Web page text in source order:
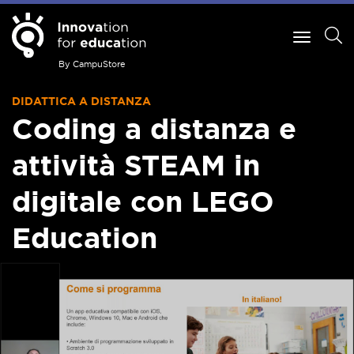
By CampuStore
DIDATTICA A DISTANZA
Coding a distanza e
attività STEAM in
digitale con LEGO
Education